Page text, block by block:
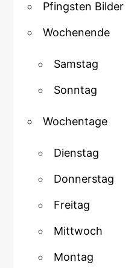
Pfingsten Bilder
Wochenende
Samstag
Sonntag
Wochentage
Dienstag
Donnerstag
Freitag
Mittwoch
Montag